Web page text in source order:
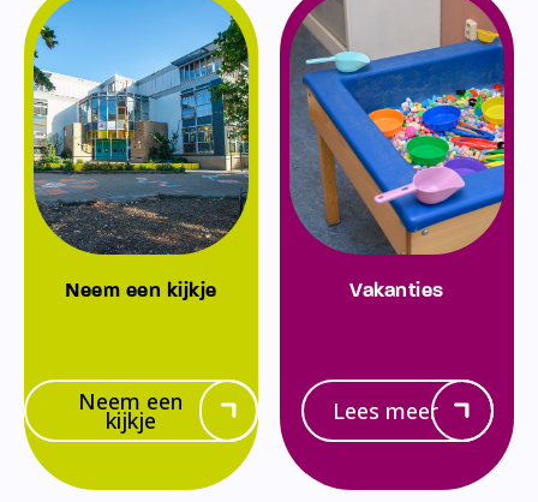
Neem een kijkje
Neem een
kijkje
Vakanties
Lees meer